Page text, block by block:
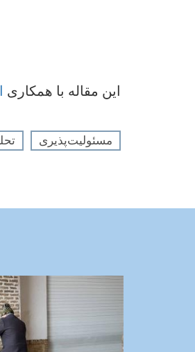
این مقاله با همکاری
مسئولیت‌پذیری